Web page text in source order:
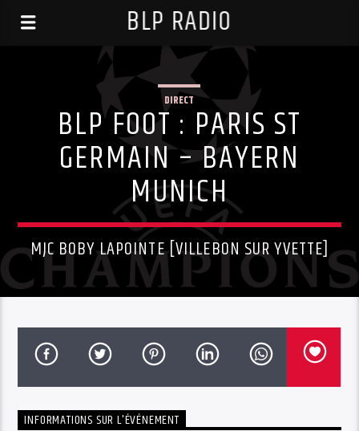
BLP RADIO
DIRECT
BLP FOOT : PARIS ST
GERMAIN – BAYERN
MUNICH
MJC BOBY LAPOINTE [VILLEBON SUR YVETTE]
INFORMATIONS SUR L'ÉVÉNEMENT